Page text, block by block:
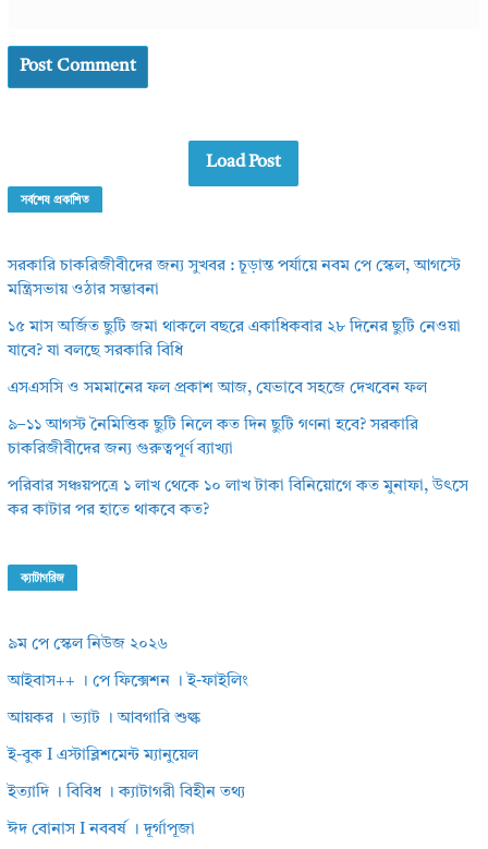
Load Post
সর্বশেষ প্রকাশিত
সরকারি চাকরিজীবীদের জন্য সুখবর : চূড়ান্ত পর্যায়ে নবম পে স্কেল, আগস্টে
মন্ত্রিসভায় ওঠার সম্ভাবনা
১৫ মাস অর্জিত ছুটি জমা থাকলে বছরে একাধিকবার ২৮ দিনের ছুটি নেওয়া
যাবে? যা বলছে সরকারি বিধি
এসএসসি ও সমমানের ফল প্রকাশ আজ, যেভাবে সহজে দেখবেন ফল
৯–১১ আগস্ট নৈমিত্তিক ছুটি নিলে কত দিন ছুটি গণনা হবে? সরকারি
চাকরিজীবীদের জন্য গুরুত্বপূর্ণ ব্যাখ্যা
পরিবার সঞ্চয়পত্রে ১ লাখ থেকে ১০ লাখ টাকা বিনিয়োগে কত মুনাফা, উৎসে
কর কাটার পর হাতে থাকবে কত?
ক্যাটাগরিজ
৯ম পে স্কেল নিউজ ২০২৬
আইবাস++ । পে ফিক্সেশন । ই-ফাইলিং
আয়কর । ভ্যাট । আবগারি শুল্ক
ই-বুক I এস্টাব্লিশমেন্ট ম্যানুয়েল
ইত্যাদি । বিবিধ । ক্যাটাগরী বিহীন তথ্য
ঈদ বোনাস I নববর্ষ । দূর্গাপূজা